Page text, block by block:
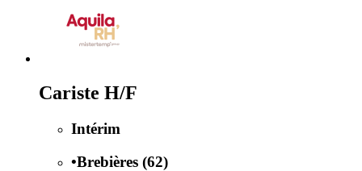
Cariste H/F
Intérim
•Brebières (62)